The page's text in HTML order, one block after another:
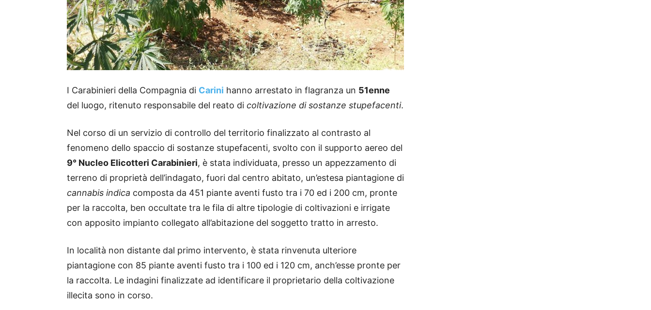
I Carabinieri della Compagnia di Carini hanno arrestato in flagranza un 51enne
del luogo, ritenuto responsabile del reato di coltivazione di sostanze stupefacenti.
Nel corso di un servizio di controllo del territorio finalizzato al contrasto al
fenomeno dello spaccio di sostanze stupefacenti, svolto con il supporto aereo del
9° Nucleo Elicotteri Carabinieri, è stata individuata, presso un appezzamento di
terreno di proprietà dell’indagato, fuori dal centro abitato, un’estesa piantagione di
cannabis indica composta da 451 piante aventi fusto tra i 70 ed i 200 cm, pronte
per la raccolta, ben occultate tra le fila di altre tipologie di coltivazioni e irrigate
con apposito impianto collegato all’abitazione del soggetto tratto in arresto.
In località non distante dal primo intervento, è stata rinvenuta ulteriore
piantagione con 85 piante aventi fusto tra i 100 ed i 120 cm, anch’esse pronte per
la raccolta. Le indagini finalizzate ad identificare il proprietario della coltivazione
illecita sono in corso.